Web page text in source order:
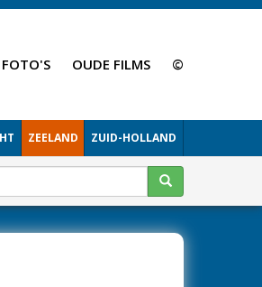
OUDE FILMS ©
ZEELAND ZUID-HOLLAND